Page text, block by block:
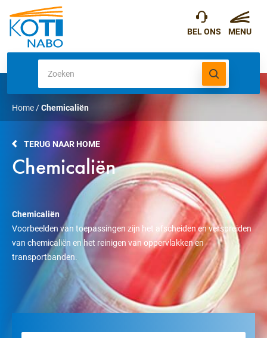
Home /Chemicaliën
TERUG NAAR HOME
Chemicaliën
Chemicaliën
Voorbeelden van toepassingen zijn het afscheiden en verspreiden
van chemicaliën en het reinigen van oppervlakken en
transportbanden.